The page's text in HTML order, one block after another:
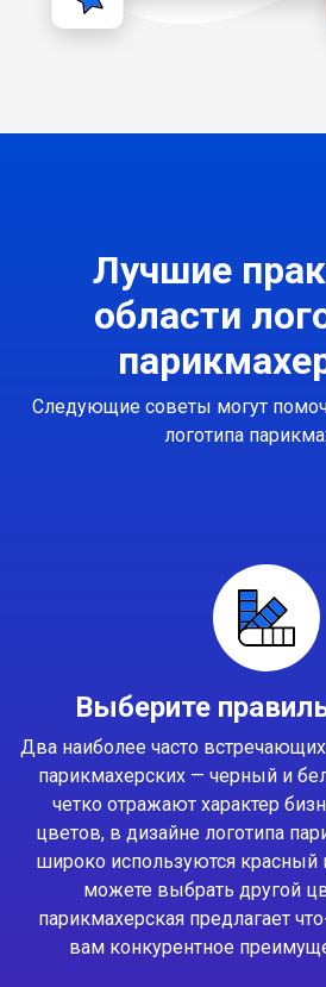
Лучшие
области
Следующие советы могут
логотипа
Выберите
Два наиболее часто
парикмахерских — черный и
четко отражают характер
цветов, в дизайне логотипа
широко используются красный
можете выбрать другой
парикмахерская предлагает
вам конкурентное